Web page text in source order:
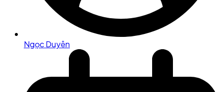
Ngọc Duyên